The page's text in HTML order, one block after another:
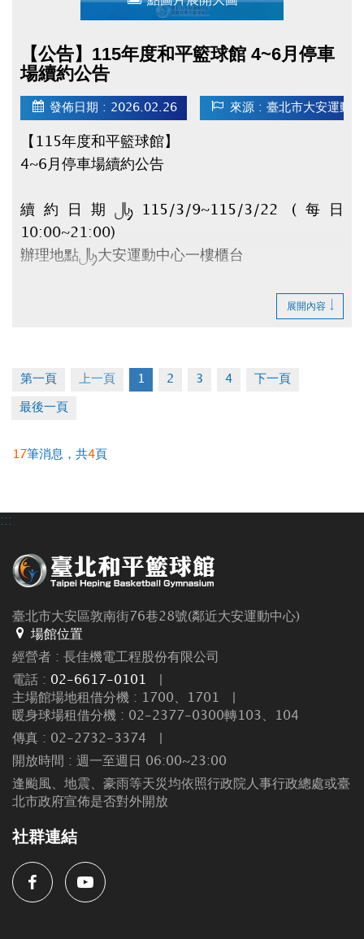
【公告】115年度和平籃球館 4~6月停車
場續約公告
發佈日期 : 2026.02.26 來源 : 臺北市大安運動
【115年度和平籃球館】
4~6月停車場續約公告
續約日期：115/3/9~115/3/22 (每日
10:00~21:00)
辦理地點：大安運動中心一樓櫃台
3.承租人印章
4.租金(全日$6,500元/月、日間$5,000元/月)
如有剩餘車位將於3/25公告。
展開內容
第一頁 上一頁 1 2 3 4 下一頁
最後一頁
17筆消息，共4 頁
:::
臺北市大安區敦南街76巷28號(鄰近大安運動中心)
場館位置
經營者 : 長佳機電工程股份有限公司
電話 : 02-6617-0101
主場館場地租借分機 : 1700、1701
暖身球場租借分機 : 02-2377-0300轉103、104
傳真 : 02-2732-3374
開放時間 : 週一至週日 06:00~23:00
逢颱風、地震、豪雨等天災均依照行政院人事行政總處或臺
北市政府宣佈是否對外開放
社群連結
FacebookYoutube